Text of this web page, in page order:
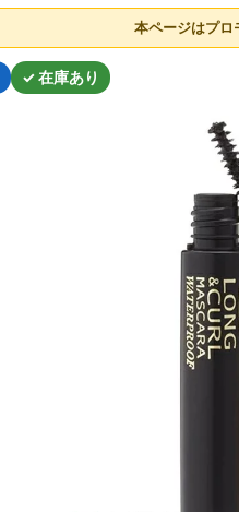
本ページはプロ
✓ 在庫あり